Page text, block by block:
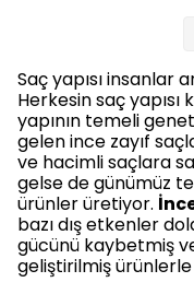
Saç yapısı insanlar
Herkesin saç
yapının temeli
gelen ince zayıf
ve hacimli saçlara
gelse de günümüz
ürünler üretiyor.
bazı dış etkenler
gücünü kaybetmiş
geliştirilmiş